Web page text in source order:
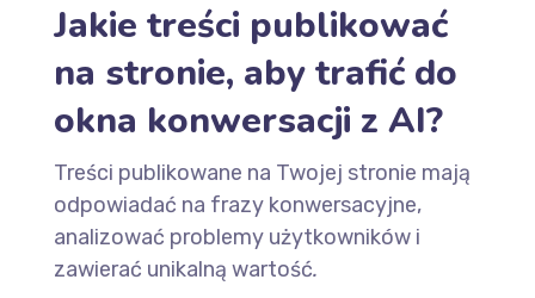
Jakie treści publikować
na stronie, aby trafić do
okna konwersacji z AI?
Treści publikowane na Twojej stronie mają
odpowiadać na frazy konwersacyjne,
analizować problemy użytkowników i
zawierać unikalną wartość.